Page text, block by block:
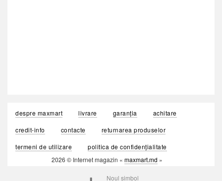
despre maxmart livrare garanția
achitare
credit-info
contacte
returnarea produselor
termeni de utilizare
politica de confidențialitate
2026 © Internet magazin « maxmart.md »
Noul simbol